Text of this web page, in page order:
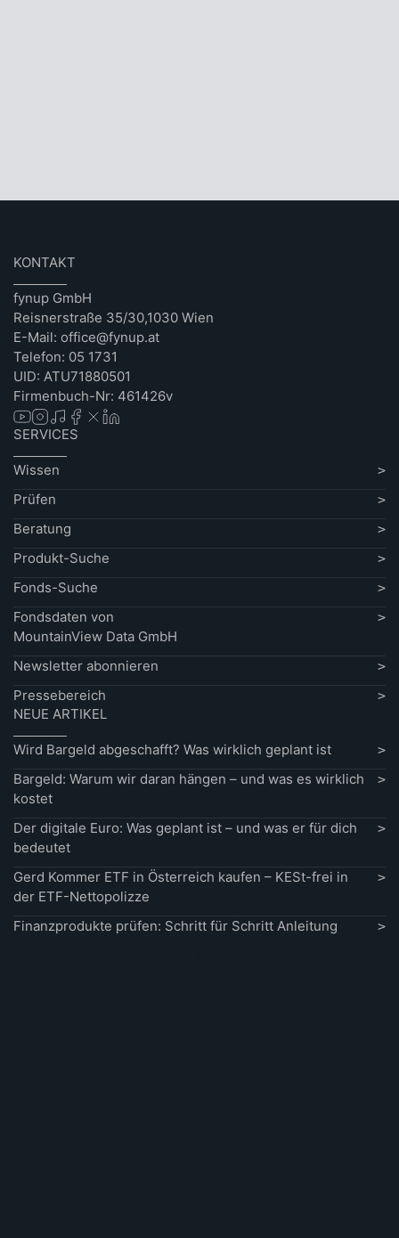
KONTAKT
fynup GmbH
Reisnerstraße 35/30,1030 Wien
E-Mail: office@fynup.at
Telefon: 05 1731
UID: ATU71880501
Firmenbuch-Nr: 461426v
SERVICES
Wissen
Prüfen
Beratung
Produkt-Suche
Fonds-Suche
Fondsdaten von
MountainView Data GmbH
Newsletter abonnieren
Pressebereich
NEUE ARTIKEL
Wird Bargeld abgeschafft? Was wirklich geplant ist
Bargeld: Warum wir daran hängen – und was es wirklich
kostet
Der digitale Euro: Was geplant ist – und was er für dich
bedeutet
Gerd Kommer ETF in Österreich kaufen – KESt-frei in
der ETF-Nettopolizze
Finanzprodukte prüfen: Schritt für Schritt Anleitung